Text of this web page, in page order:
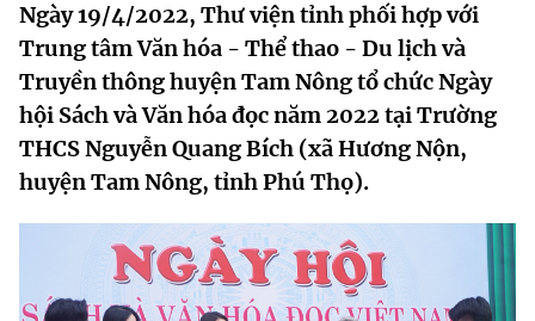
Giới thiệu
Chức năng nhiệm vụ
Cơ cấu tổ chức
Lịch sử phát triển
Sở Khoa học và Công nghệ
Tin tức sự kiện
Khoa học và Công nghệ
Đổi mới sáng tạo
Chuyển đổi số
Bưu chính, Viễn thông
Dịch vụ công
Hệ thống văn bản
Văn bản QPPL
Văn bản chỉ đạo điều hành
MST IOFFICE
THỐNG KÊ
Ngày 19/4/2022, Thư viện tỉnh phối hợp với
Trung tâm Văn hóa - Thể thao - Du lịch và
Truyền thông huyện Tam Nông tổ chức Ngày
hội Sách và Văn hóa đọc năm 2022 tại Trường
THCS Nguyễn Quang Bích (xã Hương Nộn,
huyện Tam Nông, tỉnh Phú Thọ).